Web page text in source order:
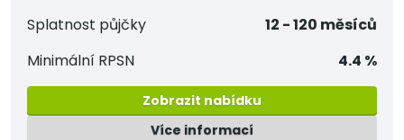
Splatnost půjčky
12 - 120 měsíců
Minimální RPSN
4.4 %
Zobrazit nabídku
Více informací